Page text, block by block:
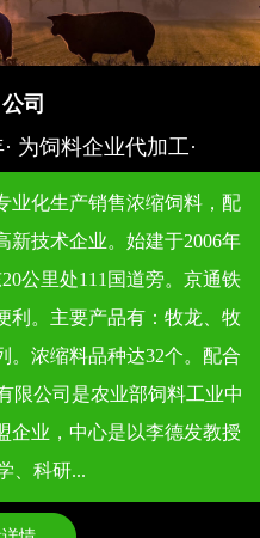
标准、自身养殖需求综合判
质量标准？
，需围绕 “原料准入 - 生产管
程建立闭环体系，结合法规要求
- 2017）及各类专项标准，
公司
为饲料企业代加工·
业化生产销售浓缩饲料，配
新技术企业。始建于2006年
公里处111国道旁。京通铁
利。主要产品有：牧龙、牧
。浓缩料品种达32个。配合
限公司是农业部饲料工业中
企业，中心是以李德发教授
、科研...